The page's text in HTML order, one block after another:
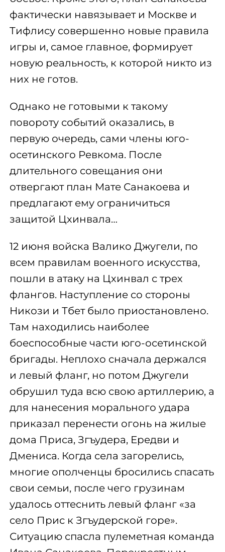
фактически навязывает и Москве и
Тифлису совершенно новые правила
игры и, самое главное, формирует
новую реальность, к которой никто из
них не готов.
Однако не готовыми к такому
повороту событий оказались, в
первую очередь, сами члены юго-
осетинского Ревкома. После
длительного совещания они
отвергают план Мате Санакоева и
предлагают ему ограничиться
защитой Цхинвала…
12 июня войска Валико Джугели, по
всем правилам военного искусства,
пошли в атаку на Цхинвал с трех
флангов. Наступление со стороны
Никози и Тбет было приостановлено.
Там находились наиболее
боеспособные части юго-осетинской
бригады. Неплохо сначала держался
и левый фланг, но потом Джугели
обрушил туда всю свою артиллерию, а
для нанесения морального удара
приказал перенести огонь на жилые
дома Приса, Згъудера, Ередви и
Дмениса. Когда села загорелись,
многие ополченцы бросились спасать
свои семьи, после чего грузинам
удалось оттеснить левый фланг «за
село Прис к Згъудерской горе».
Ситуацию спасла пулеметная команда